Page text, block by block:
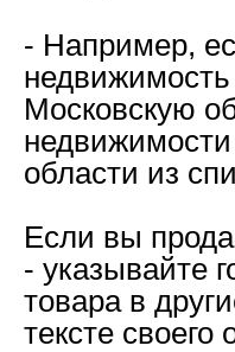
- Например,
Московскую
области из
Если вы
- указывайте
товара в
тексте своего